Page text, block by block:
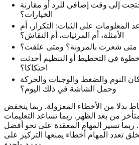
إلى وقت إضافي للرد أو مقارنة
الخيارات؟
المعلومات على الثبات: التكرار، أم
الأمثلة، أم المرئيات، أم النقاش؟
متى شعرت بالمرونة؟ ومتى علقت؟
في التخطيط أو التنظيم أحدثت
احتكاكا؟
النوم والضغط والوجبات والحركة
وحمل الشاشة في ذلك اليوم؟
بدلا من الأخطاء المعزولة. ربما ينخفض
من بعد الظهر. ربما تساعد التعليمات
ربما تسير المهام المعقدة على نحو أفضل
تعدد المهام أخطاء يمنعها التركيز على